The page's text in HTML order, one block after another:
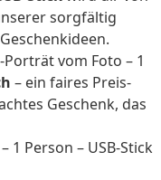
sorgfältig
Porträt vom Foto – 1
– ein faires Preis-
Geschenk, das
1 Person – USB-Stick